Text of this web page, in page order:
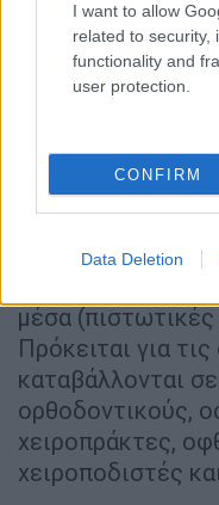
I want to allow
related to security,
functionality and
user protection.
CONFIRM
Data Deletion
συνολικό ποσό
το τμήμα του
22%.
κατηγορίες
«μετρούν» στο
κάλυψη του 30%
αποφυγή
μέσα
Πρόκειται για
καταβάλλονται
ορθοδοντικούς,
χειροπράκτες,
χειροποδιστές